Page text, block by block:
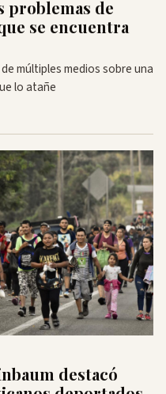
problemas de
se encuentra
múltiples medios sobre una
lo atañe
destacó